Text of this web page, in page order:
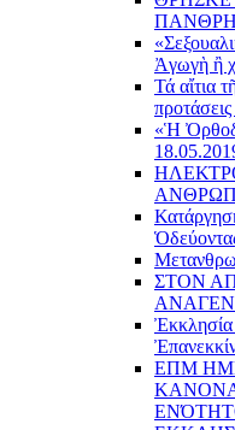
Ἀγωγὴ ἢ
Τά αἴτια
«Ἡ
ΣΤΟΝ
Ἐκκλησία
ΕΠΜ